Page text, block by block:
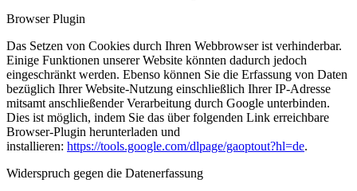
Browser Plugin
Das Setzen von Cookies durch Ihren Webbrowser ist verhinderbar.
Einige Funktionen unserer Website könnten dadurch jedoch
eingeschränkt werden. Ebenso können Sie die Erfassung von Daten
bezüglich Ihrer Website-Nutzung einschließlich Ihrer IP-Adresse
mitsamt anschließender Verarbeitung durch Google unterbinden.
Dies ist möglich, indem Sie das über folgenden Link erreichbare
Browser-Plugin herunterladen und
installieren: https://tools.google.com/dlpage/gaoptout?hl=de.
Widerspruch gegen die Datenerfassung